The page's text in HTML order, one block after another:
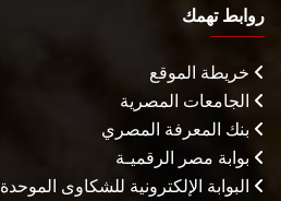
روابط تهمك
خريطة الموقع
الجامعات المصرية
بنك المعرفة المصري
بوابة مصر الرقميـة
البوابة الإلكترونية للشكاوى الموحدة